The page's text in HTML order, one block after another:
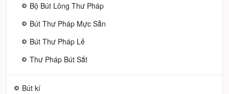
Bộ Bút Lông Thư Pháp
Bút Thư Pháp Mực Sẵn
Bút Thư Pháp Lẻ
Thư Pháp Bút Sắt
Bút kí